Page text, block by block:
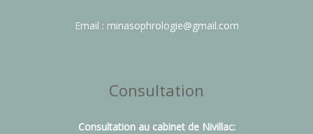
Email : minasophrologie@gmail.com
Consultation
Consultation au cabinet de Nivillac: